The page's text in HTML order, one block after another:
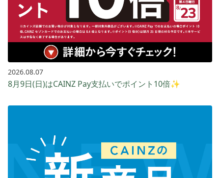
2026.08.07
8月9日(日)はCAINZ Pay支払いでポイント10倍✨